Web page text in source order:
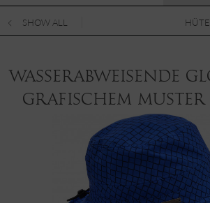
SHOW ALL HÜTE
Wasserabweisende
grafischem Muster